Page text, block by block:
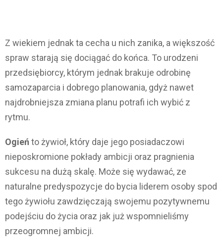
Z wiekiem jednak ta cecha u nich zanika, a większość
spraw starają się dociągać do końca. To urodzeni
przedsiębiorcy, którym jednak brakuje odrobinę
samozaparcia i dobrego planowania, gdyż nawet
najdrobniejsza zmiana planu potrafi ich wybić z
rytmu.
Ogieńto żywioł, który daje jego posiadaczowi
nieposkromione pokłady ambicji oraz pragnienia
sukcesu na dużą skalę. Może się wydawać, ze
naturalne predyspozycje do bycia liderem osoby spod
tego żywiołu zawdzięczają swojemu pozytywnemu
podejściu do życia oraz jak już wspomnieliśmy
przeogromnej ambicji.